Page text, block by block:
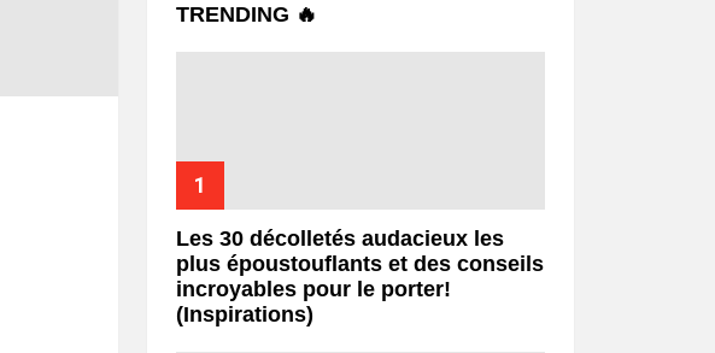
TRENDING 🔥
Les 30 décolletés audacieux les
plus époustouflants et des conseils
incroyables pour le porter!
(Inspirations)